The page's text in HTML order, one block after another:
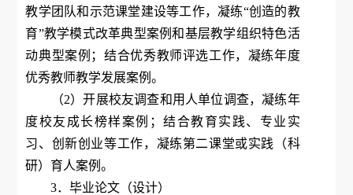
教学团队和示范课堂建设等工作，凝练“创造的教
育”教学模式改革典型案例和基层教学组织特色活
动典型案例；结合优秀教师评选工作，凝练年度
优秀教师教学发展案例。
（2）开展校友调查和用人单位调查，凝练年
度校友成长榜样案例；结合教育实践、专业实
习、创新创业等工作，凝练第二课堂或实践（科
研）育人案例。
3．毕业论文（设计）